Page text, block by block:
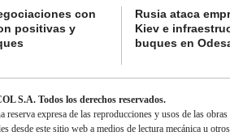
con
positivas y
Rusia ataca
Kiev e
buques en Odesa
S.A. Todos los derechos reservados.
expresa de las reproducciones y usos de las obras
desde este sitio web a medios de lectura mecánica u otros